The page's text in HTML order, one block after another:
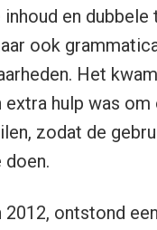
en dubbele
ook
Het
extra hulp was
zodat de
2012, ontstond